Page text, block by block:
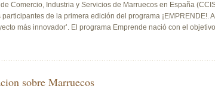
Comercio, Industria y Servicios de Marruecos en España
de la primera edición del programa ¡EMPRENDE!.
más innovador’. El programa Emprende nació con el
sobre Marruecos